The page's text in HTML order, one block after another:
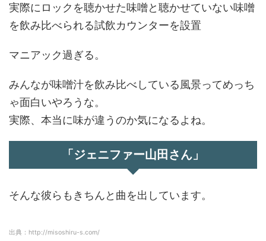
実際にロックを聴かせた味噌と聴かせていない味噌
を飲み比べられる試飲カウンターを設置
マニアック過ぎる。
みんなが味噌汁を飲み比べしている風景ってめっち
ゃ面白いやろうな。
実際、本当に味が違うのか気になるよね。
「ジェニファー山田さん」
そんな彼らもきちんと曲を出しています。
出典：http://misoshiru-s.com/